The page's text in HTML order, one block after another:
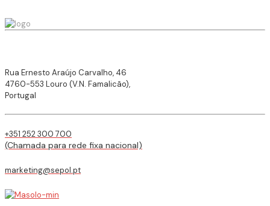
Rua Ernesto Araújo Carvalho, 46
4760-553 Louro (V.N. Famalicão),
Portugal
+351 252 300 700
(Chamada para rede fixa nacional)
marketing@sepol.pt